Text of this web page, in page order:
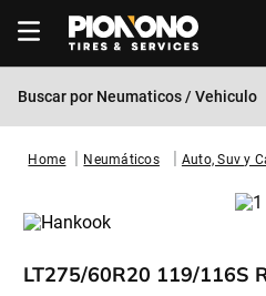
Buscar por Neumaticos / Vehiculo
Neumáticos Auto, Suv y
LT275/60R20 119/116S